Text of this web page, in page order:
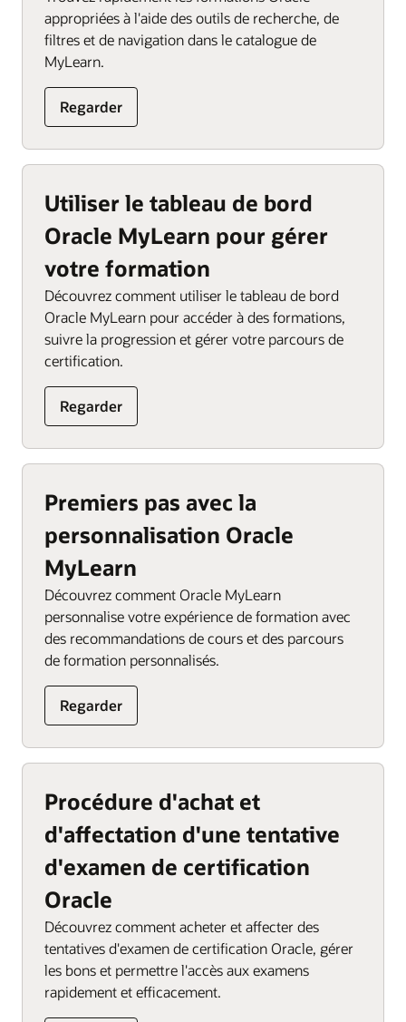
appropriées à l'aide des outils de recherche, de
filtres et de navigation dans le catalogue de
MyLearn.
Regarder
Utiliser le tableau de bord
Oracle MyLearn pour gérer
votre formation
Découvrez comment utiliser le tableau de bord
Oracle MyLearn pour accéder à des formations,
suivre la progression et gérer votre parcours de
certification.
Regarder
Premiers pas avec la
personnalisation Oracle
MyLearn
Découvrez comment Oracle MyLearn
personnalise votre expérience de formation avec
des recommandations de cours et des parcours
de formation personnalisés.
Regarder
Procédure d'achat et
d'affectation d'une tentative
d'examen de certification
Oracle
Découvrez comment acheter et affecter des
tentatives d'examen de certification Oracle, gérer
les bons et permettre l'accès aux examens
rapidement et efficacement.